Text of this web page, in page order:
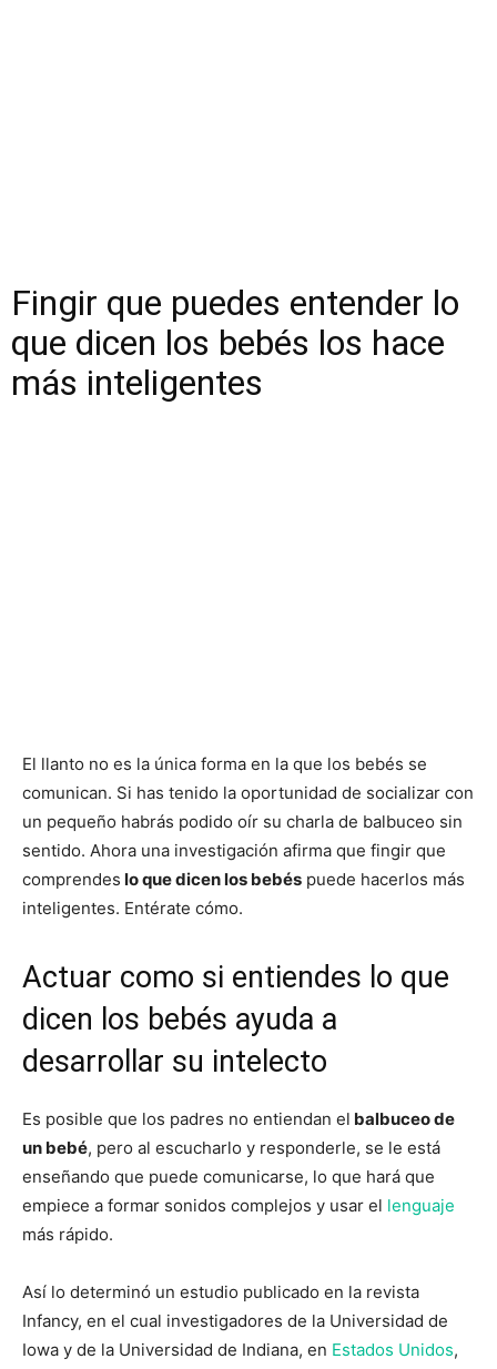
Fingir que puedes entender lo
que dicen los bebés los hace
más inteligentes
El llanto no es la única forma en la que los bebés se
comunican. Si has tenido la oportunidad de socializar con
un pequeño habrás podido oír su charla de balbuceo sin
sentido. Ahora una investigación afirma que fingir que
comprendes lo que dicen los bebés puede hacerlos más
inteligentes. Entérate cómo.
Actuar como si entiendes lo que
dicen los bebés ayuda a
desarrollar su intelecto
Es posible que los padres no entiendan el balbuceo de
un bebé, pero al escucharlo y responderle, se le está
enseñando que puede comunicarse, lo que hará que
empiece a formar sonidos complejos y usar el lenguaje
más rápido.
Así lo determinó un estudio publicado en la revista
Infancy, en el cual investigadores de la Universidad de
Iowa y de la Universidad de Indiana, en Estados Unidos,